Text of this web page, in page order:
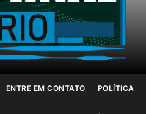
ENTRE EM CONTATO POLÍTICA